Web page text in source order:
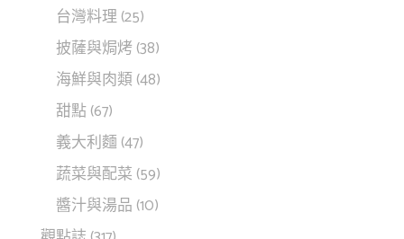
台灣料理(25)
披薩與焗烤(38)
海鮮與肉類 (48)
甜點(67)
義大利麵 (47)
蔬菜與配菜 (59)
醬汁與湯品 (10)